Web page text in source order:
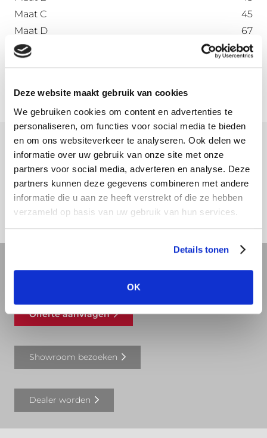
Deze website maakt gebruik van cookies
We gebruiken cookies om content en advertenties te
personaliseren, om functies voor social media te bieden
en om ons websiteverkeer te analyseren. Ook delen we
informatie over uw gebruik van onze site met onze
partners voor social media, adverteren en analyse. Deze
partners kunnen deze gegevens combineren met andere
informatie die u aan ze heeft verstrekt of die ze hebben
verzameld op basis van uw gebruik van hun services.
Details tonen
OK
Maat C
45
Maat D
67
Maat E
72
Meer informatie
Download hier onze montagehandleiding
REVIT bibliotheek
Offerte aanvragen
Showroom bezoeken
Dealer worden